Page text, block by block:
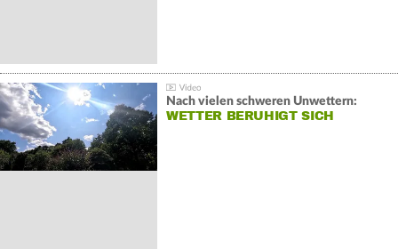
Nach vielen schweren Unwettern:
WETTER BERUHIGT SICH